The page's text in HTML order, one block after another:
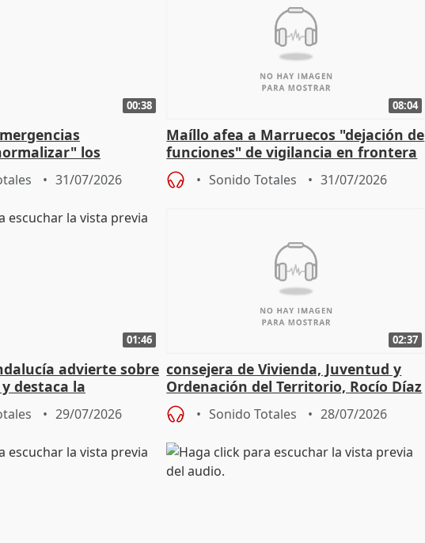
00:38
los
un incendio
31/07/2026
08:04
Maíllo afea a Marruecos "dejación de
funciones" de vigilancia en frontera
con Ceuta
Sonido Totales 31/07/2026
01:46
advierte sobre
destaca la
la prevención
29/07/2026
02:37
consejera de Vivienda, Juventud y
Ordenación del Territorio, Rocío Díaz
Sonido Totales 28/07/2026